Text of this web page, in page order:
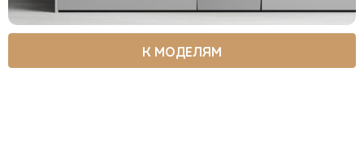
К МОДЕЛЯМ